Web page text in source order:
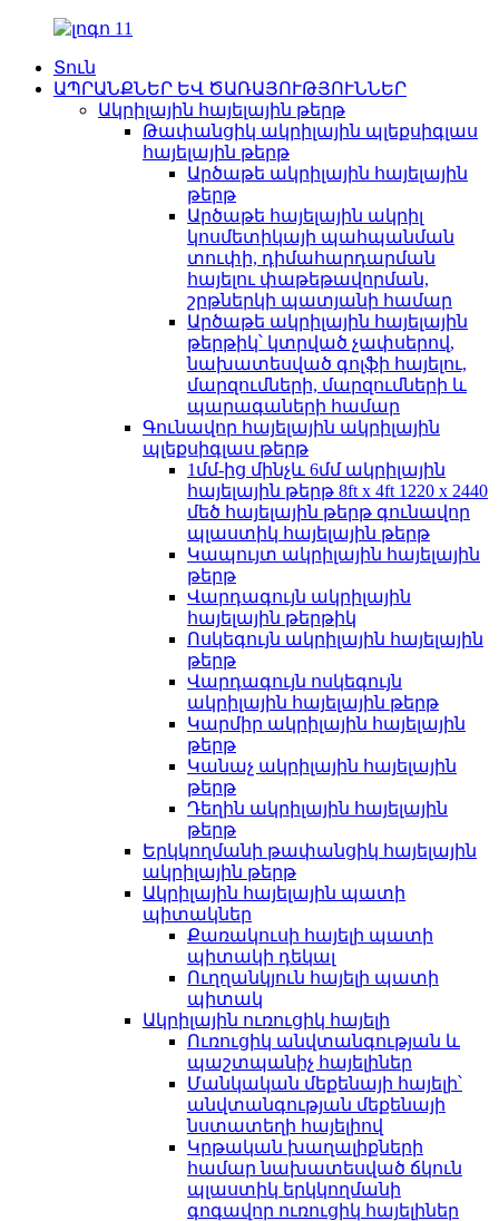
Տուն
ԱՊՐԱՆՔՆԵՐ ԵՎ ԾԱՌԱՅՈՒԹՅՈՒՆՆԵՐ
Ակրիլային հայելային թերթ
Թափանցիկ ակրիլային պլեքսիգլաս
հայելային թերթ
Արծաթե ակրիլային հայելային
թերթ
Արծաթե հայելային ակրիլ
կոսմետիկայի պահպանման
տուփի, դիմահարդարման
հայելու փաթեթավորման,
շրթներկի պատյանի համար
Արծաթե ակրիլային հայելային
թերթիկ՝ կտրված չափսերով,
նախատեսված գոլֆի հայելու,
մարզումների, մարզումների և
պարագաների համար
Գունավոր հայելային ակրիլային
պլեքսիգլաս թերթ
1մմ-ից մինչև 6մմ ակրիլային
հայելային թերթ 8ft x 4ft 1220 x 2440
մեծ հայելային թերթ գունավոր
պլաստիկ հայելային թերթ
Կապույտ ակրիլային հայելային
թերթ
Վարդագույն ակրիլային
հայելային թերթիկ
Ոսկեգույն ակրիլային հայելային
թերթ
Վարդագույն ոսկեգույն
ակրիլային հայելային թերթ
Կարմիր ակրիլային հայելային
թերթ
Կանաչ ակրիլային հայելային
թերթ
Դեղին ակրիլային հայելային
թերթ
Երկկողմանի թափանցիկ հայելային
ակրիլային թերթ
Ակրիլային հայելային պատի
պիտակներ
Քառակուսի հայելի պատի
պիտակի դեկալ
Ուղղանկյուն հայելի պատի
պիտակ
Ակրիլային ուռուցիկ հայելի
Ուռուցիկ անվտանգության և
պաշտպանիչ հայելիներ
Մանկական մեքենայի հայելի՝
անվտանգության մեքենայի
նստատեղի հայելիով
Կրթական խաղալիքների
համար նախատեսված ճկուն
պլաստիկ երկկողմանի
գոգավոր ուռուցիկ հայելիներ